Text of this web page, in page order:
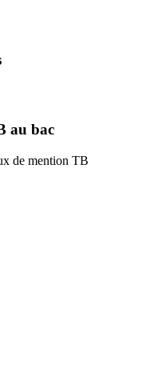
au bac
de mention TB